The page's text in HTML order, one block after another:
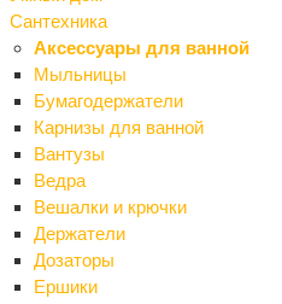
Сантехника
Аксессуары для ванной
Мыльницы
Бумагодержатели
Карнизы для ванной
Вантузы
Ведра
Вешалки и крючки
Держатели
Дозаторы
Ершики
Проволока
Трубы стальные
Уголки стальные
Водоотвод
Назад
Водоотвод
Дождеприемники
Дренажные системы
Комплектующие
Лотки
Люки
Решетки